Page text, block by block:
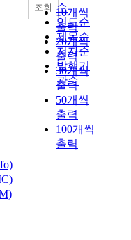
순
연도순
제목순
저자순
발행기
관순
10개씩
출력
20개씩
출력
30개씩
출력
50개씩
출력
100개씩
출력
조회